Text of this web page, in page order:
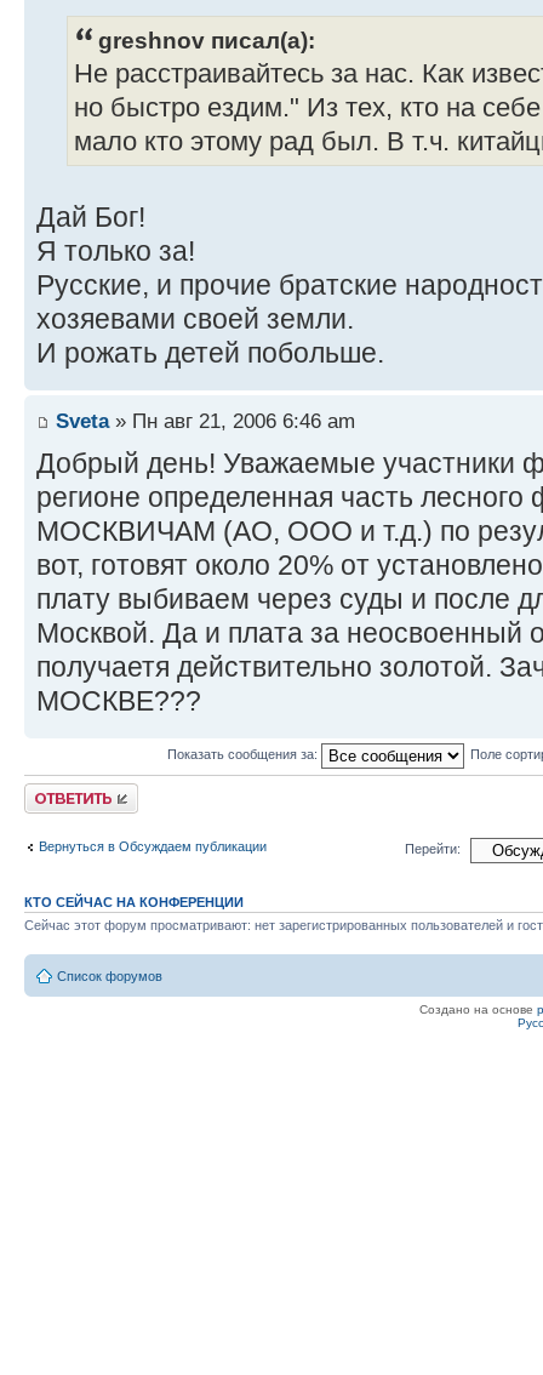
greshnov писал(а):
Не расстраивайтесь за нас. Как
но быстро ездим." Из тех, кто на
мало кто этому рад был. В т.ч.
Дай Бог!
Я только за!
Русские, и прочие братские
хозяевами своей земли.
И рожать детей побольше.
Sveta» Пн авг 21, 2006 6:46 am
Добрый день! Уважаемые участники
регионе определенная часть
МОСКВИЧАМ (АО, ООО и т.д.) по
вот, готовят около 20% от
плату выбиваем через суды и после
Москвой. Да и плата за неосвоенный
получаетя действительно золотой.
МОСКВЕ???
Показать сообщения за: Поле
Ответить
Вернуться в Обсуждаем публикации Перейти:
КТО СЕЙЧАС НА КОНФЕРЕНЦИИ
Сейчас этот форум просматривают: нет зарегистрированных пользователей и
Список форумов
Создано на основе